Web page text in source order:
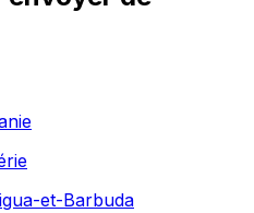
et-Barbuda